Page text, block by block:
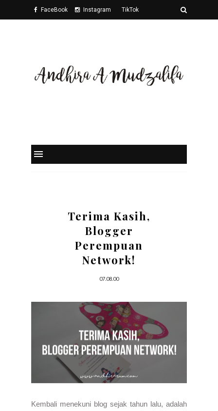
FaceBook Instagram TikTok
Terima Kasih,
Blogger
Perempuan
Network!
07.08.00
Kembali menekuni blog sejak tahun lalu, adalah